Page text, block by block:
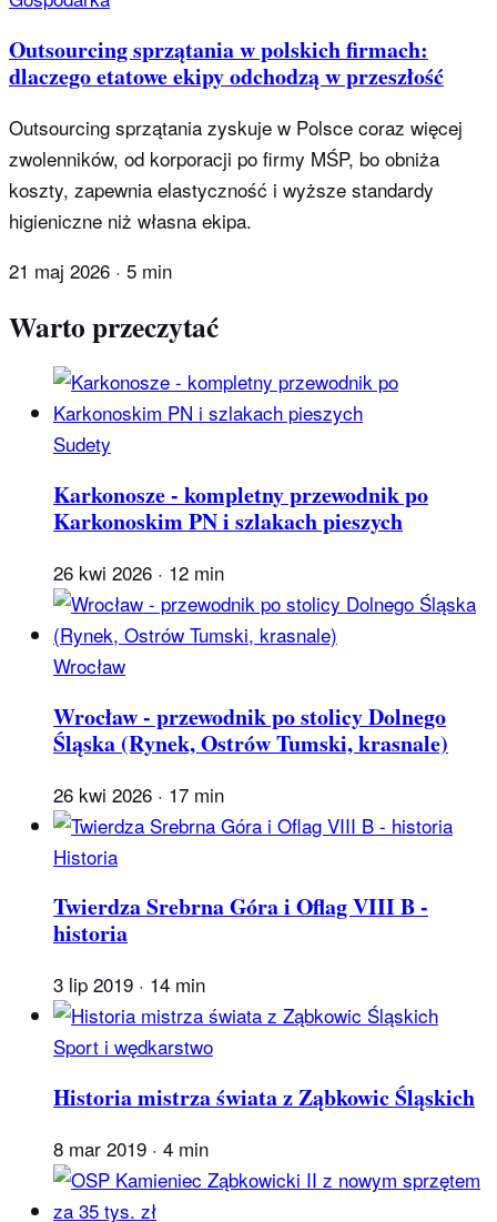
Outsourcing sprzątania w polskich firmach:
dlaczego etatowe ekipy odchodzą w przeszłość
Outsourcing sprzątania zyskuje w Polsce coraz więcej
zwolenników, od korporacji po firmy MŚP, bo obniża
koszty, zapewnia elastyczność i wyższe standardy
higieniczne niż własna ekipa.
21 maj 2026 · 5 min
Warto przeczytać
Sudety
Karkonosze - kompletny przewodnik po
Karkonoskim PN i szlakach pieszych
26 kwi 2026 · 12 min
Wrocław
Wrocław - przewodnik po stolicy Dolnego
Śląska (Rynek, Ostrów Tumski, krasnale)
26 kwi 2026 · 17 min
Historia
Twierdza Srebrna Góra i Oflag VIII B -
historia
3 lip 2019 · 14 min
Sport i wędkarstwo
Historia mistrza świata z Ząbkowic Śląskich
8 mar 2019 · 4 min